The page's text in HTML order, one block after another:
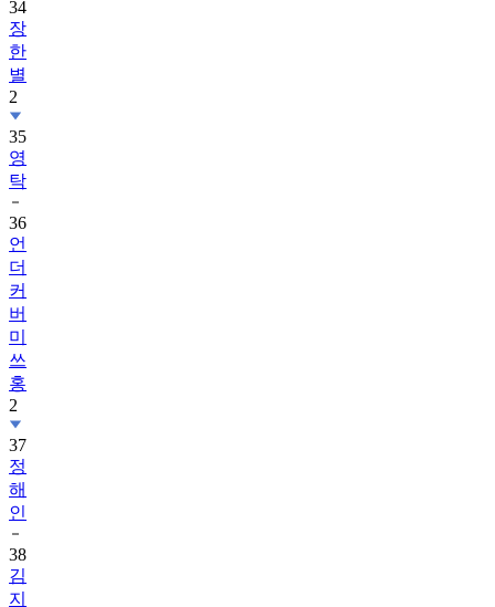
34
장
한
별
2
35
영
탁
36
언
더
커
버
미
쓰
홍
2
37
정
해
인
38
김
지